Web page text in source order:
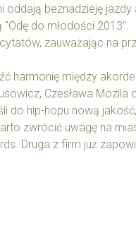
oddają beznadzieję
do młodości 2013".
zauważając na
harmonię między
Czesława
hip-hopu nową
zwrócić uwagę na
Druga z firm już